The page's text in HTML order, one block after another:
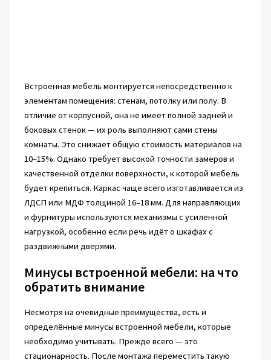
Встроенная мебель монтируется непосредственно к
элементам помещения: стенам, потолку или полу. В
отличие от корпусной, она не имеет полной задней и
боковых стенок — их роль выполняют сами стены
комнаты. Это снижает общую стоимость материалов на
10–15%. Однако требует высокой точности замеров и
качественной отделки поверхности, к которой мебель
будет крепиться. Каркас чаще всего изготавливается из
ЛДСП или МДФ толщиной 16–18 мм. Для направляющих
и фурнитуры используются механизмы с усиленной
нагрузкой, особенно если речь идёт о шкафах с
раздвижными дверями.
Минусы встроенной мебели: на что
обратить внимание
Несмотря на очевидные преимущества, есть и
определённые минусы встроенной мебели, которые
необходимо учитывать. Прежде всего — это
стационарность. После монтажа переместить такую